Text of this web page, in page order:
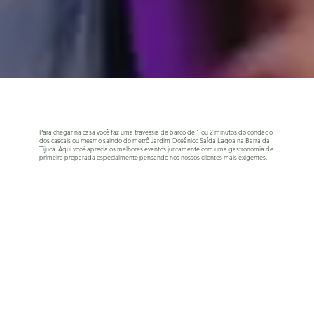
Para chegar na casa você faz uma travessia de barco de 1 ou 2 minutos do condado
dos cascais ou mesmo saindo do metrô Jardim Oceânico Saída Lagoa na Barra da
Tijuca. Aqui você aprecia os melhores eventos juntamente com uma gastronomia de
primeira preparada especialmente pensando nos nossos clientes mais exigentes.